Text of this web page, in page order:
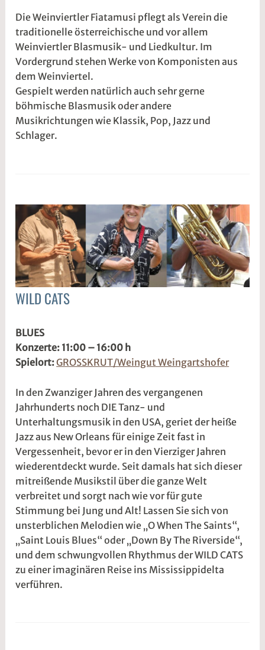
z
2
0
2
6
w
e
5
r
2
t
@
Die Weinviertler Fiatamusi pflegt als Verein die
traditionelle österreichische und vor allem
Weinviertler Blasmusik- und Liedkultur. Im
Vordergrund stehen Werke von Komponisten aus
dem Weinviertel.
Gespielt werden natürlich auch sehr gerne
böhmische Blasmusik oder andere
Musikrichtungen wie Klassik, Pop, Jazz und
Schlager.
ALLGEMEIN
WILD CATS
M
ä
z
2
0
2
6
1
d
w
w
e
5
r
2
t
@
BLUES
Konzerte: 11:00 – 16:00 h
Spielort:GROSSKRUT/Weingut Weingartshofer
In den Zwanziger Jahren des vergangenen
Jahrhunderts noch DIE Tanz- und
Unterhaltungsmusik in den USA, geriet der heiße
Jazz aus New Orleans für einige Zeit fast in
Vergessenheit, bevor er in den Vierziger Jahren
wiederentdeckt wurde. Seit damals hat sich dieser
mitreißende Musikstil über die ganze Welt
verbreitet und sorgt nach wie vor für gute
Stimmung bei Jung und Alt! Lassen Sie sich von
unsterblichen Melodien wie „O When The Saints“,
„Saint Louis Blues“ oder „Down By The Riverside“,
und dem schwungvollen Rhythmus der WILD CATS
zu einer imaginären Reise ins Mississippidelta
verführen.